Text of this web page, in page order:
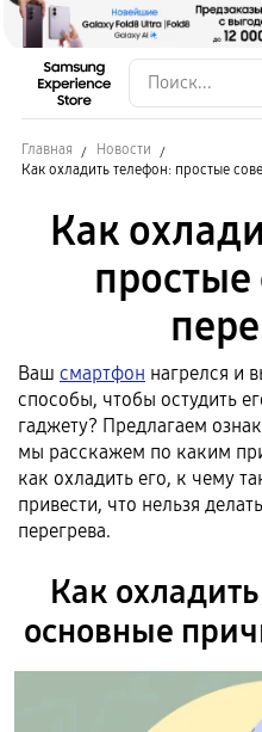
Главная
Новости
Как охладить телефон: простые
Как
простые
Ваш смартфон нагрелся и
способы, чтобы остудить
гаджету? Предлагаем
мы расскажем по каким
как охладить его, к чему
привести, что нельзя
перегрева.
Как
основные